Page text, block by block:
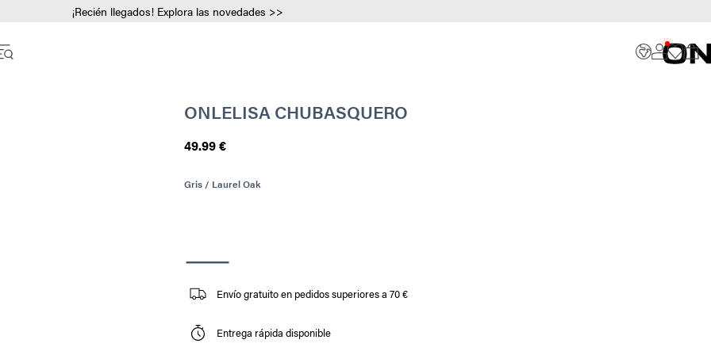
¡Recién llegados! Explora las novedades >>
ONLELISA CHUBASQUERO
49.99 €
Gris / Laurel Oak
Envío gratuito en pedidos superiores a 70 €
Entrega rápida disponible